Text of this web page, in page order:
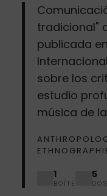
tradicional"
publicada
sobre los
estudio
música de
1
BOÎTE
5